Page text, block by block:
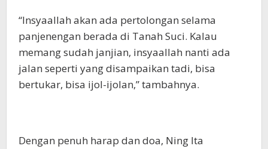
“Insyaallah akan ada pertolongan selama
panjenengan berada di Tanah Suci. Kalau
memang sudah janjian, insyaallah nanti ada
jalan seperti yang disampaikan tadi, bisa
bertukar, bisa ijol-ijolan,” tambahnya.
Dengan penuh harap dan doa, Ning Ita